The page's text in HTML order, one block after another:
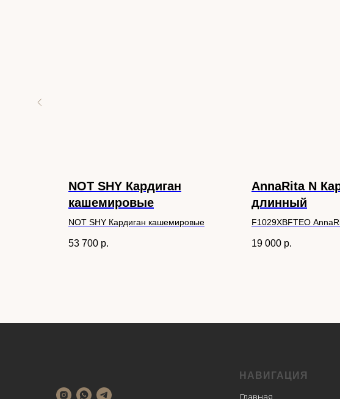
NOT SHY Кардиган
кашемировые
NOT SHY Кардиган кашемировые
53 700 р.
AnnaRita N
длинный
F1029XBFTEO
19 000 р.
НАВИГАЦИЯ
Главная